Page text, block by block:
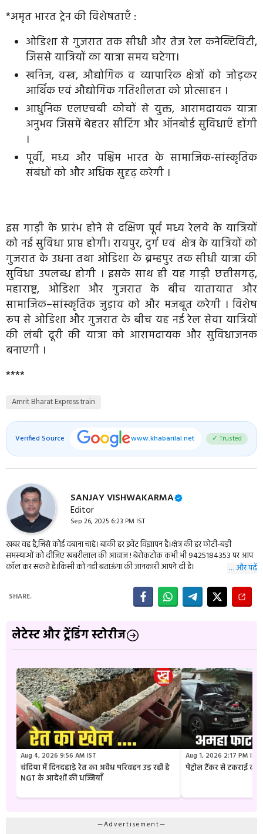
*अमृत भारत ट्रेन की विशेषताएँ :
ओडिशा से गुजरात तक सीधी और तेज रेल कनेक्टिविटी,
जिससे यात्रियों का यात्रा समय घटेगा।
खनिज, वस्त्र, औद्योगिक व व्यापारिक क्षेत्रों को जोड़कर
आर्थिक एवं औद्योगिक गतिशीलता को प्रोत्साहन ।
आधुनिक एलएचबी कोचों से युक्त, आरामदायक यात्रा
अनुभव जिसमें बेहतर सीटिंग और ऑनबोर्ड सुविधाएँ होंगी
।
पूर्वी, मध्य और पश्चिम भारत के सामाजिक-सांस्कृतिक
संबंधों को और अधिक सुदृढ़ करेगी ।
इस गाड़ी के प्रारंभ होने से दक्षिण पूर्व मध्य रेलवे के यात्रियों
को नई सुविधा प्राप्त होगी। रायपुर, दुर्ग एवं क्षेत्र के यात्रियों को
गुजरात के उधना तथा ओडिशा के ब्रम्हपुर तक सीधी यात्रा की
सुविधा उपलब्ध होगी । इसके साथ ही यह गाड़ी छत्तीसगढ़,
महाराष्ट्र, ओडिशा और गुजरात के बीच यातायात और
सामाजिक–सांस्कृतिक जुड़ाव को और मजबूत करेगी । विशेष
रूप से ओडिशा और गुजरात के बीच यह नई रेल सेवा यात्रियों
की लंबी दूरी की यात्रा को आरामदायक और सुविधाजनक
बनाएगी ।
****
Amrit Bharat Express train
Verified Source www.khabarilal.net ✓ Trusted
SANJAY VISHWAKARMA
Editor
Sep 26, 2025 6:23 PM IST
खबर वह है,जिसे कोई दबाना चाहे। बाकी हर इवेंट विज्ञापन है।क्षेत्र की हर छोटी-बड़ी
समस्याओं को दीजिए खबरीलाल की आवाज ! बेरोकटोक कभी भी 9425184353 पर आप
कॉल कर सकते है।किसी को नही बताऊंगा की जानकारी आपने दी है।
… और पढ़ें
SHARE.
लेटेस्ट और ट्रेंडिंग स्टोरीज
Aug 4, 2026 9:56 AM IST
चंदिया में दिनदहाड़े रेत का अवैध परिवहन उड़ रही है
NGT के आदेशों की धज्जियाँ
Aug 1, 2026 2:17 PM IST
पेट्रोल टैंकर से टकराई
—Advertisement—